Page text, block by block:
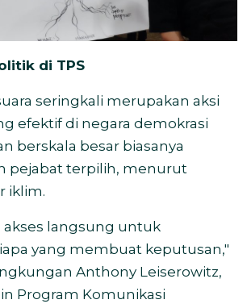
di TPS
seringkali merupakan aksi
efektif di negara demokrasi
berskala besar biasanya
pejabat terpilih, menurut
iklim.
akses langsung untuk
yang membuat keputusan,"
Anthony Leiserowitz,
Program Komunikasi